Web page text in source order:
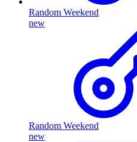
Random Weekend
new
Random Weekend
new